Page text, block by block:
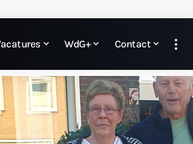
WdG+ Contact